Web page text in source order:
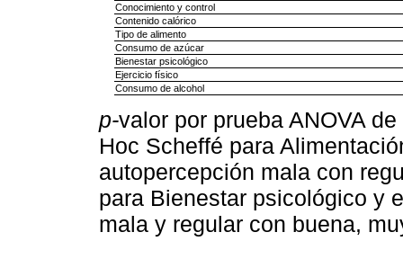
Conocimiento y control
Contenido calórico
Tipo de alimento
Consumo de azúcar
Bienestar psicológico
Ejercicio físico
Consumo de alcohol
p-valor por prueba ANOVA
Hoc Scheffé para
autopercepción mala con
para Bienestar psicológico y
mala y regular con buena,